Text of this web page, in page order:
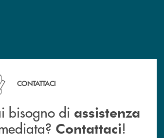
di assistenza immediata? Contattaci !
CONTATTACI
bisogno di assistenza
Contattaci!